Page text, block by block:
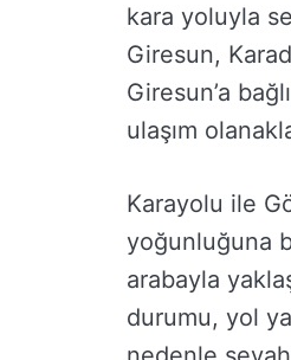
kara yoluyla
Giresun,
Giresun’a
ulaşım
Karayolu ile
yoğunluğuna
arabayla
durumu, yol